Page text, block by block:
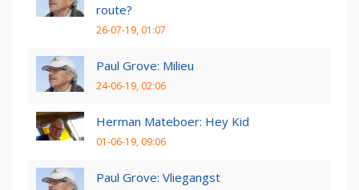
route?
26-07-19, 01:07
Paul Grove: Milieu
24-06-19, 02:06
Herman Mateboer: Hey Kid
01-06-19, 09:06
Paul Grove: Vliegangst